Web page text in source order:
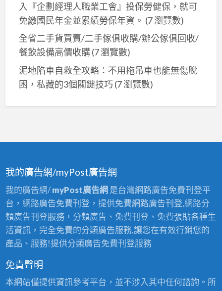
入『企劃經理人職業工會』投保勞健保，就可
免繳國民年金並累績勞保年資。 (7 瀏覽數)
全省二手貨買賣/二手傢俱收購/辦公傢俱回收/
餐飲設備高價收購(7 瀏覽數)
泥地陷車自救全攻略：不用拖吊車也能無傷脫
困，私藏的3個關鍵技巧(7 瀏覽數)
我的廣告網/myPost廣告網
我的廣告網/myPost廣告網是台灣網路廣告免費刊登平
台，網路廣告免費刊登，提供免費網路廣告刊登,網路分
類廣告刊登服務，分類廣告、免費刊登、免費張貼各種生
活資訊，完全免費的分類廣告服務,讓您在有效行銷您的
產品、服務!提供分類廣告免費刊登服務
免責聲明
本網站僅提供資訊參考平台，並不涉入其中任何諮詢。所